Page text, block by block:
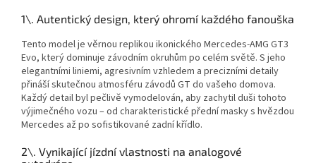
1\. Autentický design, který ohromí každého fanouška
Tento model je věrnou replikou ikonického Mercedes-AMG GT3
Evo, který dominuje závodním okruhům po celém světě. S jeho
elegantními liniemi, agresivním vzhledem a precizními detaily
přináší skutečnou atmosféru závodů GT do vašeho domova.
Každý detail byl pečlivě vymodelován, aby zachytil duši tohoto
výjimečného vozu – od charakteristické přední masky s hvězdou
Mercedes až po sofistikované zadní křídlo.
2\. Vynikající jízdní vlastnosti na analogové